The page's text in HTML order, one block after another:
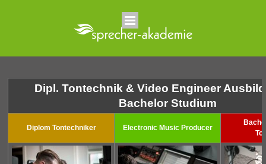
Menü überspringen
Dipl. Tontechnik & Video Engineer
Bachelor Studium
Diplom Tontechniker Electronic Music Producer